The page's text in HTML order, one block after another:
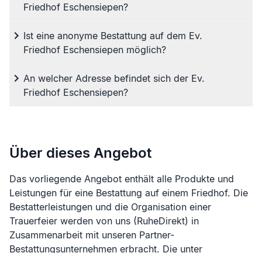
Friedhof Eschensiepen?
Ist eine anonyme Bestattung auf dem Ev.
Friedhof Eschensiepen möglich?
An welcher Adresse befindet sich der Ev.
Friedhof Eschensiepen?
Über dieses Angebot
Das vorliegende Angebot enthält alle Produkte und
Leistungen für eine Bestattung auf einem Friedhof. Die
Bestatterleistungen und die Organisation einer
Trauerfeier werden von uns (RuheDirekt) in
Zusammenarbeit mit unseren Partner-
Bestattungsunternehmen erbracht. Die unter